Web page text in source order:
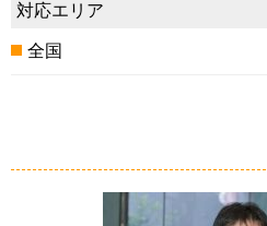
対応エリア
全国